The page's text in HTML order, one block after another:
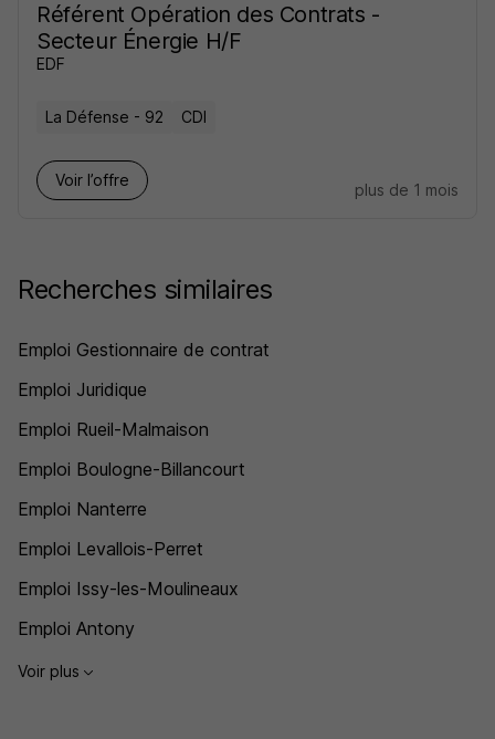
Référent Opération des Contrats -
Secteur Énergie H/F
EDF
La Défense - 92 CDI
Voir l’offre
plus de 1 mois
Recherches similaires
Emploi Gestionnaire de contrat
Emploi Juridique
Emploi Rueil-Malmaison
Emploi Boulogne-Billancourt
Emploi Nanterre
Emploi Levallois-Perret
Emploi Issy-les-Moulineaux
Emploi Antony
Voir plus